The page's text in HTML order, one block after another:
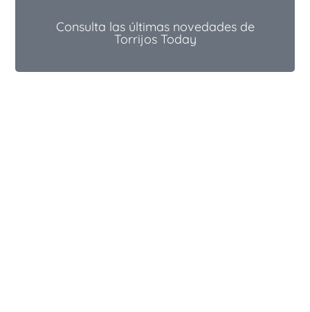
Consulta las últimas novedades de
Torrijos Today